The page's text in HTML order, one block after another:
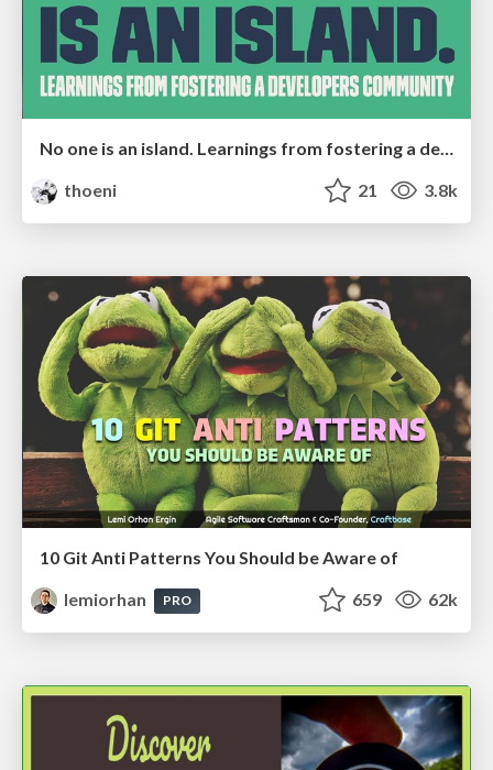
No one is an island. Learnings from fostering a developers community.
thoeni
21 3.8k
10 Git Anti Patterns You Should be Aware of
lemiorhan
PRO 659 62k